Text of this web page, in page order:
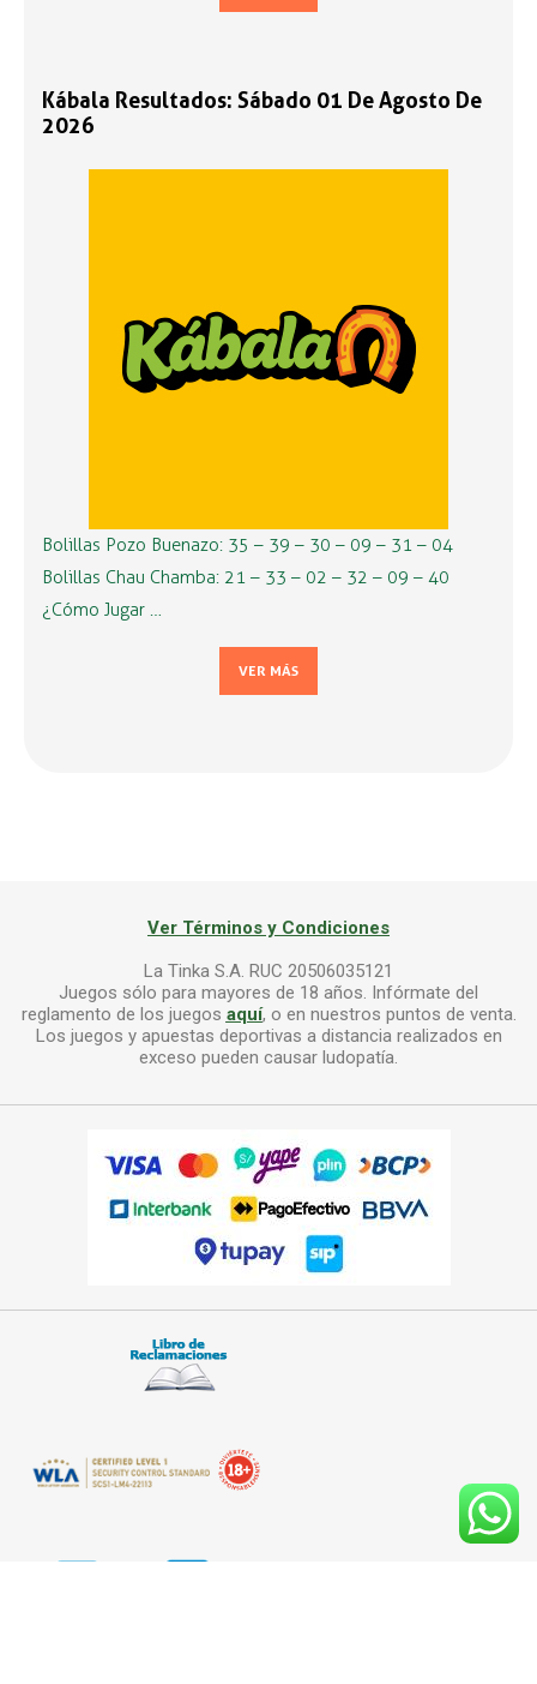
Kábala Resultados: Sábado 01 De Agosto De
2026
Bolillas Pozo Buenazo: 35 – 39 – 30 – 09 – 31 – 04
Bolillas Chau Chamba: 21 – 33 – 02 – 32 – 09 – 40
¿Cómo Jugar …
VER MÁS
Ver Términos y Condiciones
La Tinka S.A. RUC 20506035121
Juegos sólo para mayores de 18 años. Infórmate del
reglamento de los juegos aquí, o en nuestros puntos de venta.
Los juegos y apuestas deportivas a distancia realizados en
exceso pueden causar ludopatía.